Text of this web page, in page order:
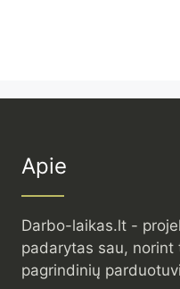
Apie
Darbo-laikas.lt -
padarytas sau,
pagrindinių